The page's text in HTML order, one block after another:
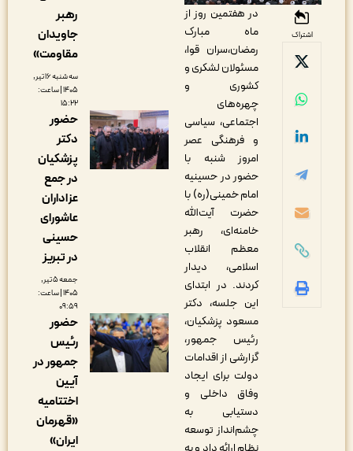
در هفتمین روز از
ماه مبارک
رمضان،سران قوا،
مسئولان لشکری و
کشوری و
چهره‌های
اجتماعی، سیاسی
و فرهنگی عصر
امروز شنبه با
حضور در حسینیه
امام خمینی(ره) با
حضرت آیت‌الله
خامنه‌ای، رهبر
معظم انقلاب
اسلامی، دیدار
کردند. در ابتدای
این جلسه، دکتر
مسعود پزشکیان،
رئیس جمهور،
گزارشی از اقدامات
دولت برای ایجاد
وفاق داخلی و
دستیابی به
چشم‌انداز توسعه
جاویدان
مقاومت»
سه شنبه ۱۶ تیر,
۱۴۰۵ | ساعت:
حضور
دکتر
پزشکیان
عزاداران
عاشورای
حسینی
جمعه ۵ تیر,
۱۴۰۵ | ساعت:
حضور
رئیس
جمهور در
اختتامیه
«قهرمان